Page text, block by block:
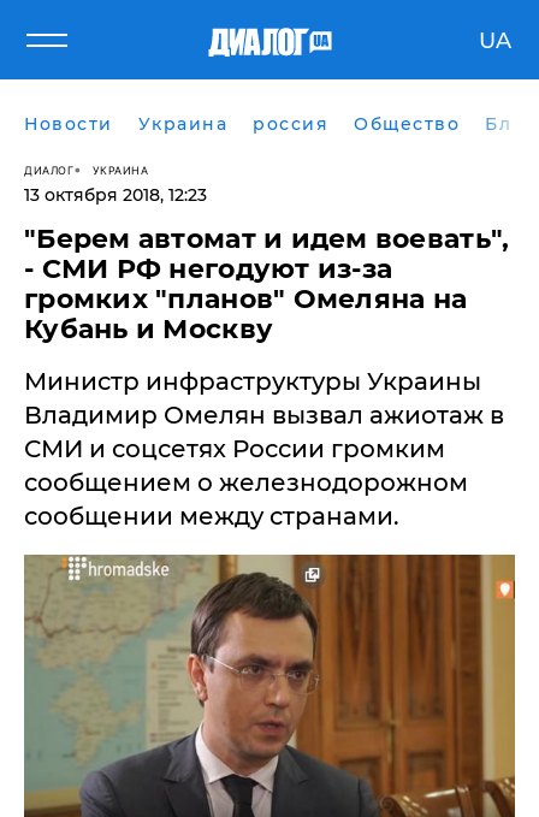
UA
Новости Украина россия Общество
ДИАЛОГ УКРАИНА
13 октября 2018, 12:23
​"Берем автомат и идем воевать",
- СМИ РФ негодуют из-за
громких "планов" Омеляна на
Кубань и Москву
Министр инфраструктуры Украины
Владимир Омелян вызвал ажиотаж в
СМИ и соцсетях России громким
сообщением о железнодорожном
сообщении между странами.